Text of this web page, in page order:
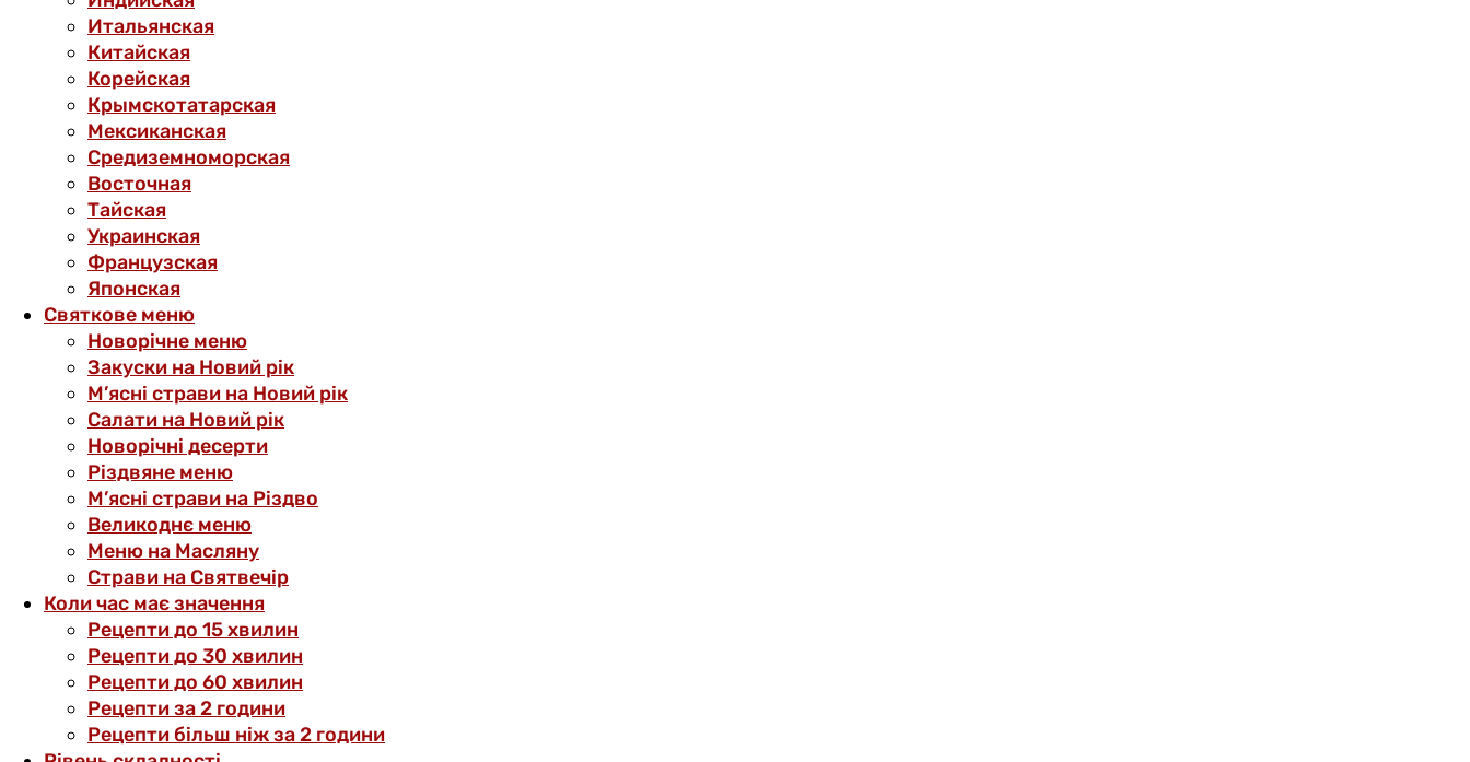
Итальянская
Китайская
Корейская
Крымскотатарская
Мексиканская
Средиземноморская
Восточная
Тайская
Украинская
Французская
Японская
Святкове меню
Новорічне меню
Закуски на Новий рік
М’ясні страви на Новий рік
Салати на Новий рік
Новорічні десерти
Різдвяне меню
М’ясні страви на Різдво
Великоднє меню
Меню на Масляну
Страви на Святвечір
Коли час має значення
Рецепти до 15 хвилин
Рецепти до 30 хвилин
Рецепти до 60 хвилин
Рецепти за 2 години
Рецепти більш ніж за 2 години